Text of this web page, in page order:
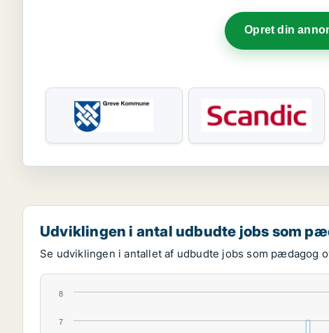
Opret din
Udviklingen i antal udbudte jobs som
Se udviklingen i antallet af udbudte jobs som pædagog
7
8